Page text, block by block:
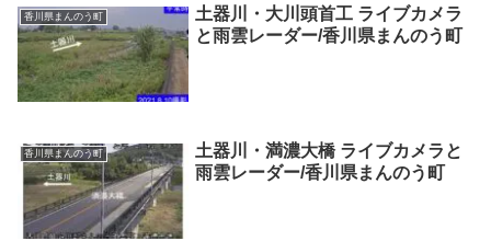
香川県まんのう町
土器川・大川頭首工 ライブカメラ
と雨雲レーダー/香川県まんのう町
香川県まんのう町
土器川・満濃大橋 ライブカメラと
雨雲レーダー/香川県まんのう町